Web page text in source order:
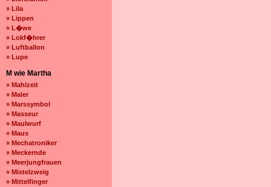
» Lila
» Lippen
» L�we
» Lokf�hrer
» Luftballon
» Lupe
M wie Martha
» Mahlzeit
» Maler
» Marssymbol
» Masseur
» Maulwurf
» Maus
» Mechatroniker
» Meckernde
» Meerjungfrauen
» Mistelzweig
» Mittelfinger